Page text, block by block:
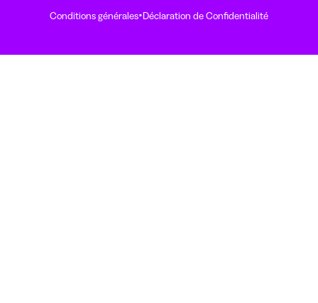
Conditions générales·Déclaration de Confidentialité